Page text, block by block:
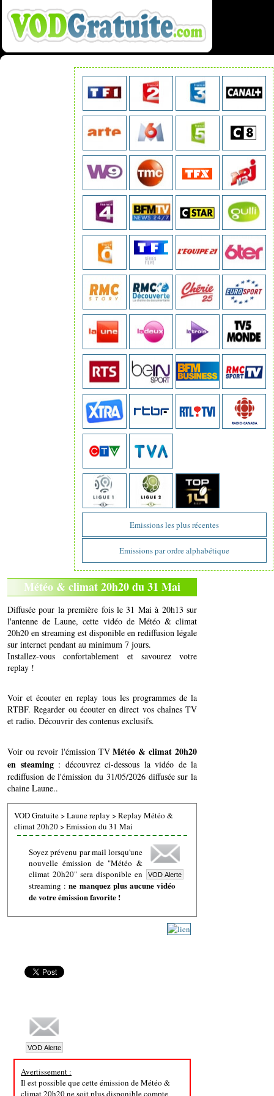
Emissions les plus récentes
Emissions par ordre alphabétique
Météo & climat 20h20 du 31 Mai
Diffusée pour la première fois le 31 Mai à 20h13 sur
l'antenne de Laune, cette vidéo de Météo & climat
20h20 en streaming est disponible en rediffusion légale
sur internet pendant au minimum 7 jours.
Installez-vous confortablement et savourez votre
replay !
Voir et écouter en replay tous les programmes de la
RTBF. Regarder ou écouter en direct vos chaînes TV
et radio. Découvrir des contenus exclusifs.
Voir ou revoir l'émission TVMétéo & climat 20h20
en steaming: découvrez ci-dessous la vidéo de la
rediffusion de l'émission du 31/05/2026 diffusée sur la
chaine Laune..
VOD Gratuite>Laune replay >Replay Météo &
climat 20h20>Emission du 31 Mai
Soyez prévenu par mail lorsqu'une
nouvelle émission de "Météo &
climat 20h20" sera disponible en
streaming :ne manquez plus aucune vidéo
de votre émission favorite !
Avertissement :
Il est possible que cette émission de Météo &
climat 20h20 ne soit plus disponible compte